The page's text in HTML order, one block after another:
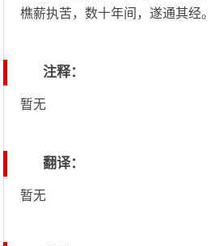
樵薪执苦，数十年间，遂通其经。
注释：
暂无
翻译：
暂无